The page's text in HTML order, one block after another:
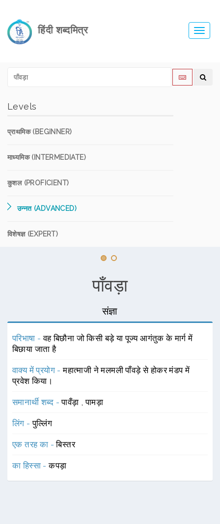
हिंदी शब्दमित्र
Levels
प्राथमिक (BEGINNER)
माध्यमिक (INTERMEDIATE)
कुशल (PROFICIENT)
उन्नत (ADVANCED)
विशेषज्ञ (EXPERT)
पाँवड़ा
संज्ञा
परिभाषा -वह बिछौना जो किसी बड़े या पूज्य आगंतुक के मार्ग में
बिछाया जाता है
वाक्य में प्रयोग -महात्माजी ने मलमली पाँवड़े से होकर मंडप में
प्रवेश किया।
समानार्थी शब्द -पावँड़ा ,पामड़ा
लिंग -पुल्लिंग
एक तरह का -बिस्तर
का हिस्सा -कपड़ा